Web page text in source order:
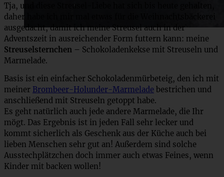
Tja, und diese Streusel-Liebe hat sich bis heute gehalten,
daher habe ich mir mal etwas für die Weihnachtsbäckerei
ausgedacht, damit ich meine Streusel auch in der
Adventszeit in ausreichender Form futtern kann: meine
Streuselsternchen – Schokoladenkekse mit Streuseln und
Marmelade.
Basis ist ein einfacher Schokoladenmürbeteig, den ich mit
meiner Brombeer-Holunder-Marmelade bestrichen und
anschließend mit Streuseln getoppt habe.
Es geht natürlich auch jede andere Marmelade, die Ihr
mögt. Das Ergebnis ist in jeden Fall sehr lecker und
kommt sicherlich als Geschenk aus der Küche auch bei
lieben Menschen sehr gut an! Außerdem sind solche
Ausstechplätzchen doch immer auch etwas Feines, wenn
Kinder mit backen wollen!